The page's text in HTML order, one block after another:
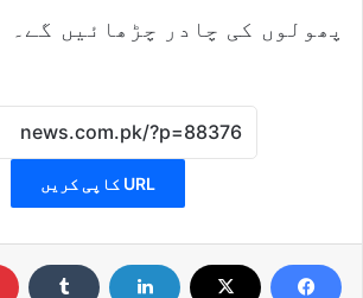
پھولوں کی چادر چڑھائیں گے۔
URL کاپی کریں